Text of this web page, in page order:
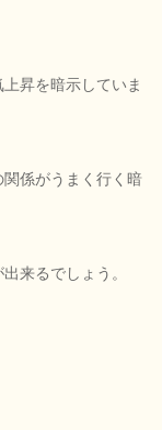
昇を暗示していま
係がうまく行く暗
来るでしょう。